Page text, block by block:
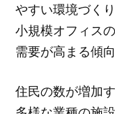
やすい環境づく
小規模オフィス
需要が高まる傾向
住民の数が増加